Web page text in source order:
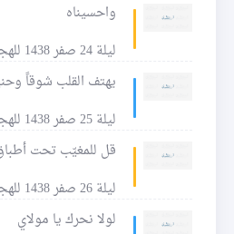
واحسيناه
ليلة 24 صفر 1438 للهجرة
يهتف القلب شوقاً
ليلة 25 صفر 1438 للهجرة
قل للمغيّب تحت
ليلة 26 صفر 1438 للهجرة
لولا نحرك يا مولاي